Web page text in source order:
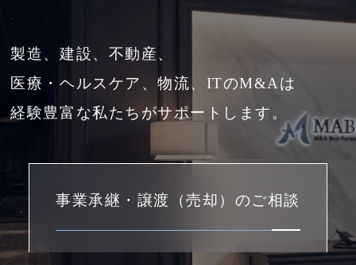
製造、建設、不動産、
医療・ヘルスケア、物流、ITのM&Aは
経験豊富な私たちがサポートします。
事業承継・譲渡（売却）のご相談